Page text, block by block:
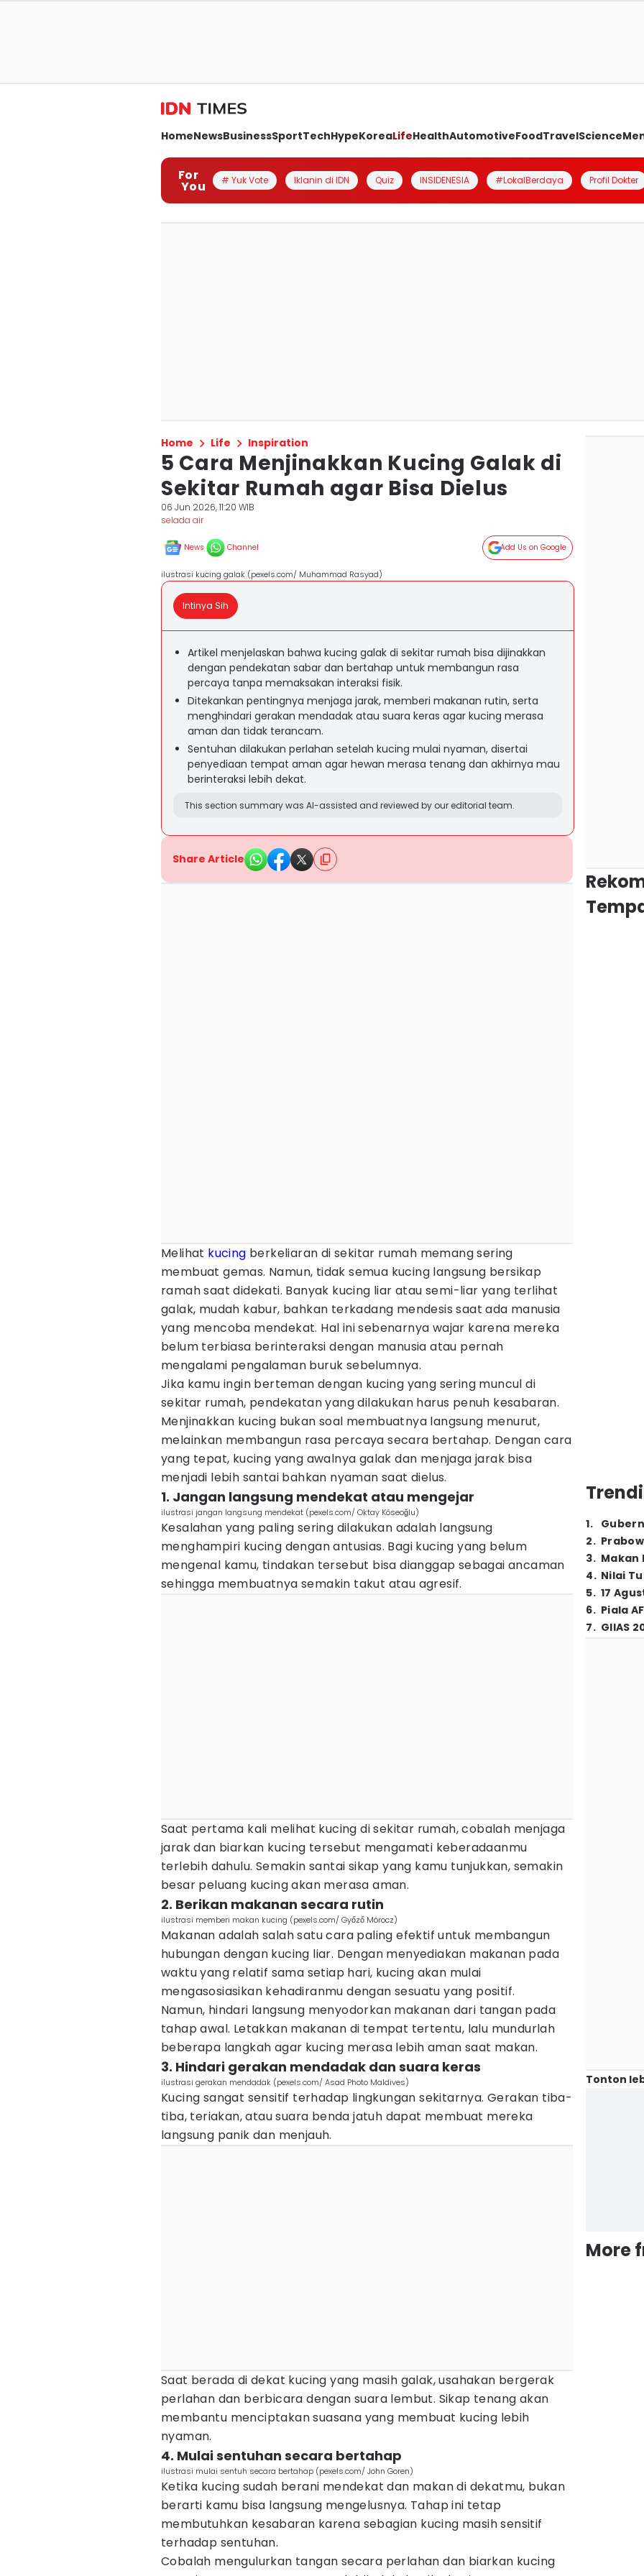
HomeNewsBusinessSportTechHypeKoreaLifeHealthAutomotiveFoodTravelScience
For
You # Yuk Vote Iklanin di IDN Quiz INSIDENESIA #LokalBerdaya Profil Dokter
Home Life Inspiration
5 Cara Menjinakkan Kucing Galak di
Sekitar Rumah agar Bisa Dielus
06 Jun 2026, 11:20 WIB
selada air
News Channel Add Us on Google
ilustrasi kucing galak (pexels.com/ Muhammad Rasyad)
Intinya Sih
Artikel menjelaskan bahwa kucing galak di sekitar rumah bisa dijinakkan
dengan pendekatan sabar dan bertahap untuk membangun rasa
percaya tanpa memaksakan interaksi fisik.
Ditekankan pentingnya menjaga jarak, memberi makanan rutin, serta
menghindari gerakan mendadak atau suara keras agar kucing merasa
aman dan tidak terancam.
Sentuhan dilakukan perlahan setelah kucing mulai nyaman, disertai
penyediaan tempat aman agar hewan merasa tenang dan akhirnya mau
berinteraksi lebih dekat.
This section summary was AI-assisted and reviewed by our editorial team.
Share Article
Melihat kucing berkeliaran di sekitar rumah memang sering
membuat gemas. Namun, tidak semua kucing langsung bersikap
ramah saat didekati. Banyak kucing liar atau semi-liar yang terlihat
galak, mudah kabur, bahkan terkadang mendesis saat ada manusia
yang mencoba mendekat. Hal ini sebenarnya wajar karena mereka
belum terbiasa berinteraksi dengan manusia atau pernah
mengalami pengalaman buruk sebelumnya.
Jika kamu ingin berteman dengan kucing yang sering muncul di
sekitar rumah, pendekatan yang dilakukan harus penuh kesabaran.
Menjinakkan kucing bukan soal membuatnya langsung menurut,
melainkan membangun rasa percaya secara bertahap. Dengan cara
yang tepat, kucing yang awalnya galak dan menjaga jarak bisa
menjadi lebih santai bahkan nyaman saat dielus.
1. Jangan langsung mendekat atau mengejar
ilustrasi jangan langsung mendekat (pexels.com/ Oktay Köseoğlu)
Kesalahan yang paling sering dilakukan adalah langsung
menghampiri kucing dengan antusias. Bagi kucing yang belum
mengenal kamu, tindakan tersebut bisa dianggap sebagai ancaman
sehingga membuatnya semakin takut atau agresif.
Saat pertama kali melihat kucing di sekitar rumah, cobalah menjaga
jarak dan biarkan kucing tersebut mengamati keberadaanmu
terlebih dahulu. Semakin santai sikap yang kamu tunjukkan, semakin
besar peluang kucing akan merasa aman.
2. Berikan makanan secara rutin
ilustrasi memberi makan kucing (pexels.com/ Győző Mórocz)
Makanan adalah salah satu cara paling efektif untuk membangun
hubungan dengan kucing liar. Dengan menyediakan makanan pada
waktu yang relatif sama setiap hari, kucing akan mulai
mengasosiasikan kehadiranmu dengan sesuatu yang positif.
Namun, hindari langsung menyodorkan makanan dari tangan pada
tahap awal. Letakkan makanan di tempat tertentu, lalu mundurlah
beberapa langkah agar kucing merasa lebih aman saat makan.
3. Hindari gerakan mendadak dan suara keras
ilustrasi gerakan mendadak (pexels.com/ Asad Photo Maldives)
Kucing sangat sensitif terhadap lingkungan sekitarnya. Gerakan tiba-
tiba, teriakan, atau suara benda jatuh dapat membuat mereka
langsung panik dan menjauh.
Saat berada di dekat kucing yang masih galak, usahakan bergerak
perlahan dan berbicara dengan suara lembut. Sikap tenang akan
membantu menciptakan suasana yang membuat kucing lebih
nyaman.
4. Mulai sentuhan secara bertahap
ilustrasi mulai sentuh secara bertahap (pexels.com/ John Goren)
Ketika kucing sudah berani mendekat dan makan di dekatmu, bukan
berarti kamu bisa langsung mengelusnya. Tahap ini tetap
membutuhkan kesabaran karena sebagian kucing masih sensitif
terhadap sentuhan.
Cobalah mengulurkan tangan secara perlahan dan biarkan kucing
1.
2.
3. Makan
4. Nilai
5. 17
6. Piala
7. GIIAS
Tonton
More